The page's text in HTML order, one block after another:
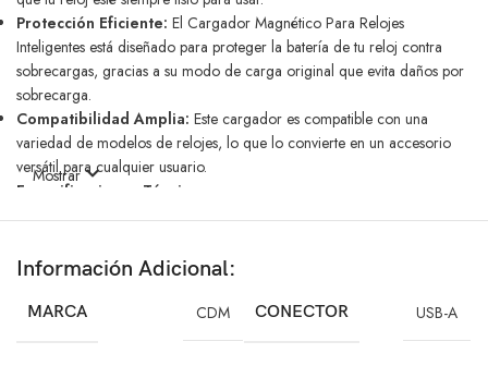
Protección Eficiente: El Cargador Magnético Para Relojes
Inteligentes está diseñado para proteger la batería de tu reloj contra
sobrecargas, gracias a su modo de carga original que evita daños por
sobrecarga.
Compatibilidad Amplia: Este cargador es compatible con una
variedad de modelos de relojes, lo que lo convierte en un accesorio
versátil para cualquier usuario.
Especificaciones Técnicas:
Entrada:5V/1A
Materiales:
TPE, ABS, Cobre puro
Mostrar
Información Adicional:
MARCA CDM CONECTOR USB-A